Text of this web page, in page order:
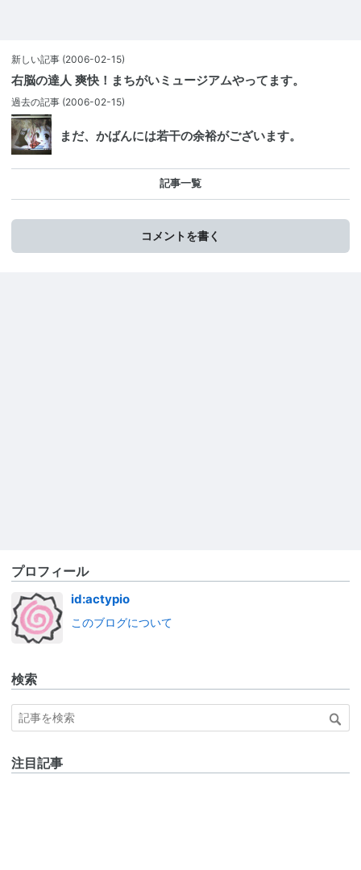
新しい記事 (2006-02-15)
右脳の達人 爽快！まちがいミュージアムやってます。
過去の記事 (2006-02-15)
まだ、かばんには若干の余裕がございます。
記事一覧
コメントを書く
プロフィール
id:actypio
このブログについて
検索
注目記事